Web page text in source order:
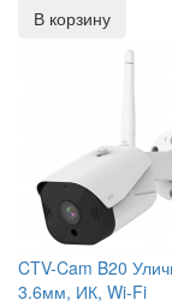
В корзину
CTV-Cam B20
3.6мм, ИК, Wi-Fi